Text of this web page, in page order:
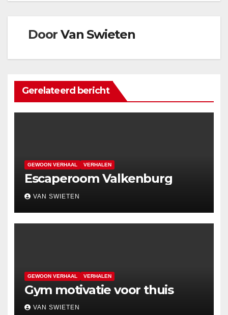
Door Van Swieten
Gerelateerd bericht
GEWOON VERHAAL VERHALEN
Escaperoom Valkenburg
VAN SWIETEN
GEWOON VERHAAL VERHALEN
Gym motivatie voor thuis
VAN SWIETEN